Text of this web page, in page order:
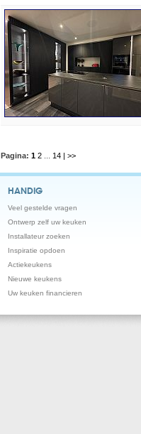
Pagina: 1 2 14 | >>
HANDIG
Veel gestelde vragen
Ontwerp zelf uw keuken
Installateur zoeken
Inspiratie opdoen
Actiekeukens
Nieuwe keukens
Uw keuken financieren